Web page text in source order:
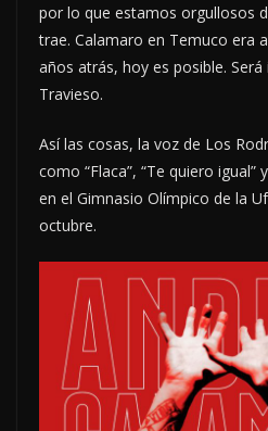
por lo que estamos orgullosos
trae. Calamaro en Temuco era
años atrás, hoy es posible.
Travieso.
Así las cosas, la voz de Los
como “Flaca”, “Te quiero igual”
en el Gimnasio Olímpico de la
octubre.